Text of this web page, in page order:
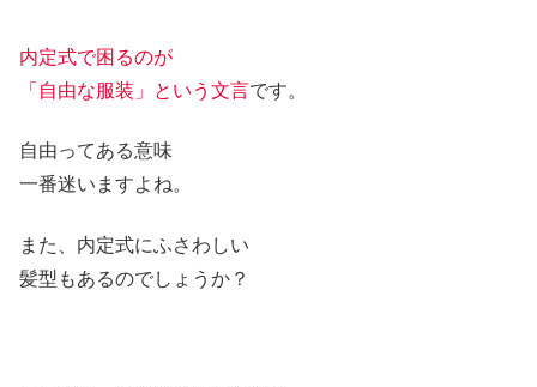
内定式で困るのが
「自由な服装」という文言です。
自由ってある意味
一番迷いますよね。
また、内定式にふさわしい
髪型もあるのでしょうか？